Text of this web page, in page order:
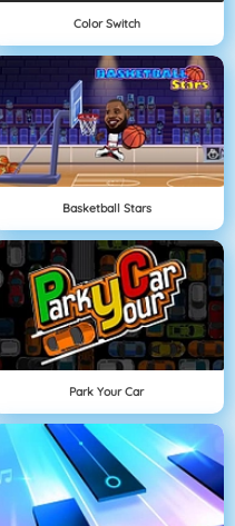
Color Switch
Basketball Stars
Park Your Car